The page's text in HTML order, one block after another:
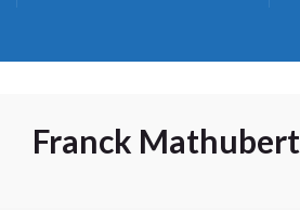
Franck Mathubert